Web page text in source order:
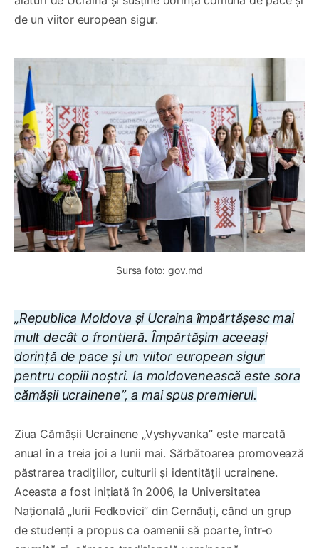
de un viitor european sigur.
Sursa foto: gov.md
„Republica Moldova și Ucraina împărtășesc mai
mult decât o frontieră. Împărtășim aceeași
dorință de pace și un viitor european sigur
pentru copiii noștri. Ia moldovenească este sora
cămășii ucrainene”, a mai spus premierul.
Ziua Cămășii Ucrainene „Vyshyvanka” este marcată
anual în a treia joi a lunii mai. Sărbătoarea promovează
păstrarea tradițiilor, culturii și identității ucrainene.
Aceasta a fost inițiată în 2006, la Universitatea
Națională „Iurii Fedkovici” din Cernăuți, când un grup
de studenți a propus ca oamenii să poarte, într-o